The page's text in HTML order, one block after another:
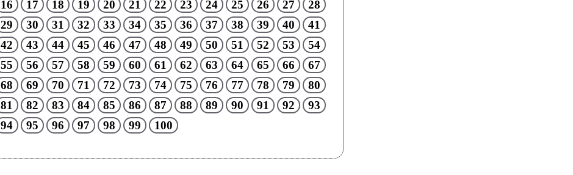
16 17 18 19 20 21 22 23 24 25 26 27
28
29
30 31 32 33 34 35 36 37 38 39 40
41
42
43 44 45 46 47 48 49 50 51 52 53
54
55
56 57 58 59 60 61 62 63 64 65 66
67
68
69 70 71 72 73 74 75 76 77 78 79
80
81
82 83 84 85 86 87 88 89 90 91 92
93
94
95 96 97 98 99 100